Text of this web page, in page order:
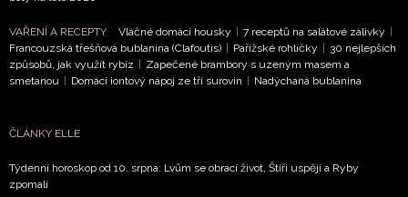
informace od našich partnerů? Pokud souhlasíte se
zpracováním údajů k tomuto účelu podleZásad ochrany
soukromí BurdaMedia Extra s.r.o. , zaškrtněte toto pole.
VAŘENÍ A RECEPTY Vláčné domácí housky 7 receptů na salátové zálivky
Francouzská třešňová bublanina (Clafoutis)
Pařížské rohlíčky
30 nejlepších
způsobů, jak využít rybíz
Zapečené brambory s uzeným masem a
smetanou
Domácí iontový nápoj ze tří surovin Nadýchaná bublanina
ČLÁNKY ELLE
Týdenní horoskop od 10. srpna: Lvům se obrací život, Štíři uspějí a Ryby
zpomalí